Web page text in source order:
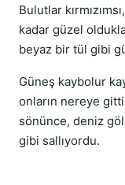
Bulutlar
kadar güzel
beyaz bir tül gibi
Güneş kaybolur
onların nereye
sönünce, deniz
gibi sallıyordu.